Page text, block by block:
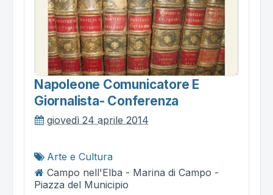
Napoleone Comunicatore E
Giornalista- Conferenza
giovedì 24 aprile 2014
Arte e Cultura
Campo nell'Elba - Marina di Campo -
Piazza del Municipio